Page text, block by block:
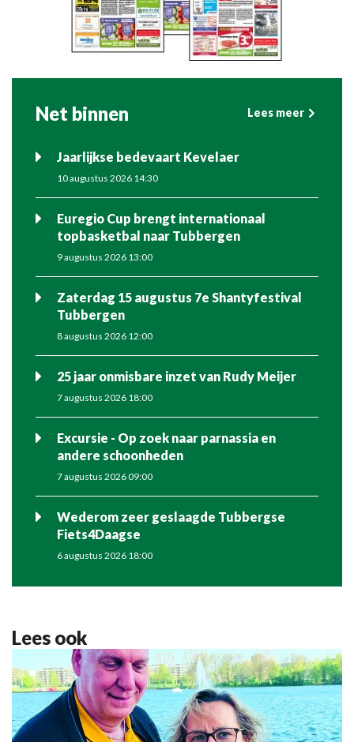
Net binnen Lees meer
Jaarlijkse bedevaart Kevelaer
10 augustus 2026 14:30
Euregio Cup brengt internationaal
topbasketbal naar Tubbergen
9 augustus 2026 13:00
Zaterdag 15 augustus 7e Shantyfestival
Tubbergen
8 augustus 2026 12:00
25 jaar onmisbare inzet van Rudy Meijer
7 augustus 2026 18:00
Excursie - Op zoek naar parnassia en
andere schoonheden
7 augustus 2026 09:00
Wederom zeer geslaagde Tubbergse
Fiets4Daagse
6 augustus 2026 18:00
Lees ook